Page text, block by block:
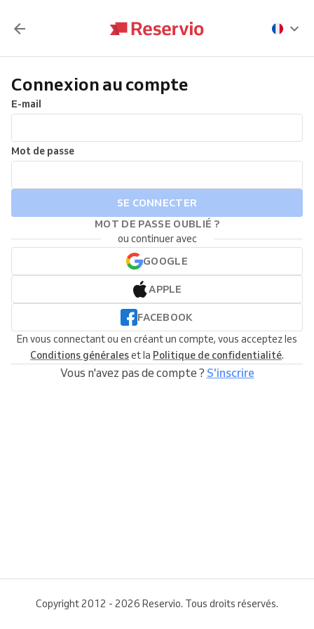
Connexion au compte
E-mail
Mot de passe
SE CONNECTER
MOT DE PASSE OUBLIÉ ?
ou continuer avec
GOOGLE
APPLE
FACEBOOK
En vous connectant ou en créant un compte, vous acceptez les
Conditions généraleset la Politique de confidentialité.
Vous n'avez pas de compte ? S'inscrire
Copyright 2012 - 2026 Reservio. Tous droits réservés.